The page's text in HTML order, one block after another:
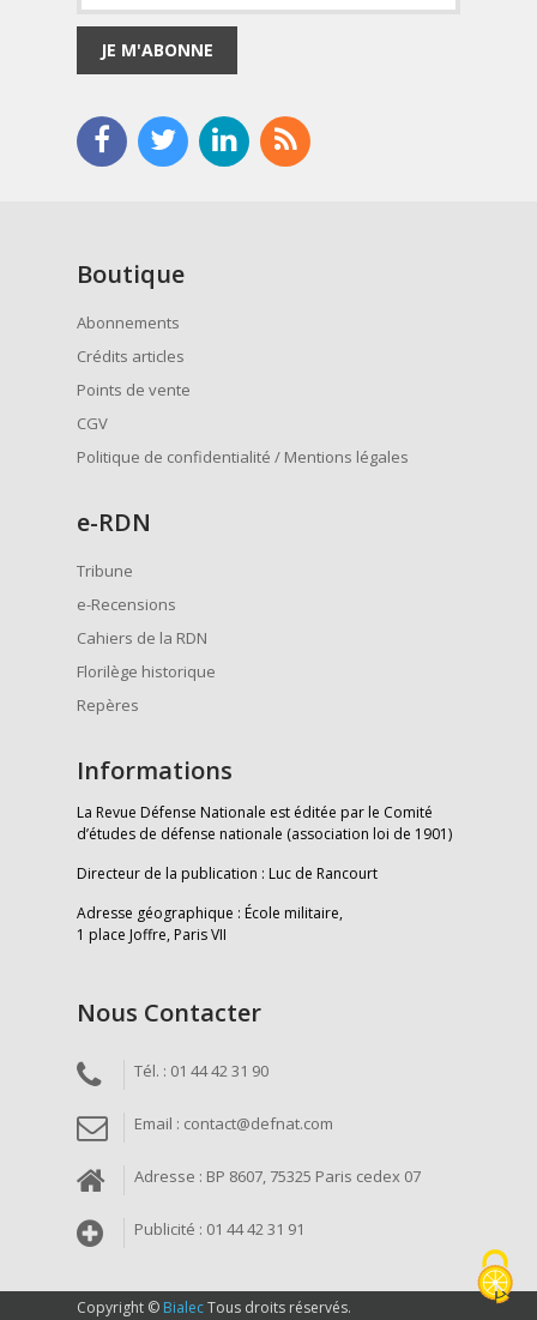
JE M'ABONNE
Boutique
Abonnements
Crédits articles
Points de vente
CGV
Politique de confidentialité / Mentions légales
e-RDN
Tribune
e-Recensions
Cahiers de la RDN
Florilège historique
Repères
Informations
La Revue Défense Nationale est éditée par le Comité
d’études de défense nationale (association loi de 1901)
Directeur de la publication : Luc de Rancourt
Adresse géographique : École militaire,
1 place Joffre, Paris VII
Nous Contacter
Tél. : 01 44 42 31 90
Email : contact@defnat.com
Adresse : BP 8607, 75325 Paris cedex 07
Publicité : 01 44 42 31 91
Copyright © BialecTous droits réservés.